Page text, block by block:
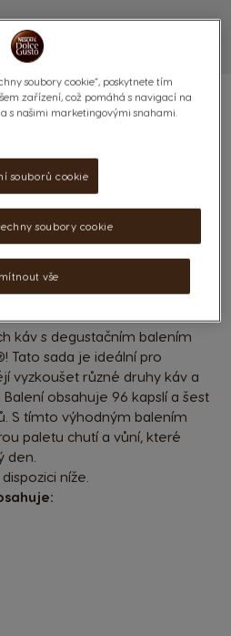
GUSTO -
BALENÍ
káv s degustačním balením
Tato sada je ideální pro
vyzkoušet různé druhy káv a
obsahuje 96 kapslí a šest
S tímto výhodným balením
paletu chutí a vůní, které
den.
níže.
soubory cookie“, poskytnete tím
zařízení, což pomáhá s navigací na
s našimi marketingovými snahami.
souborů cookie
vše
soubory cookie